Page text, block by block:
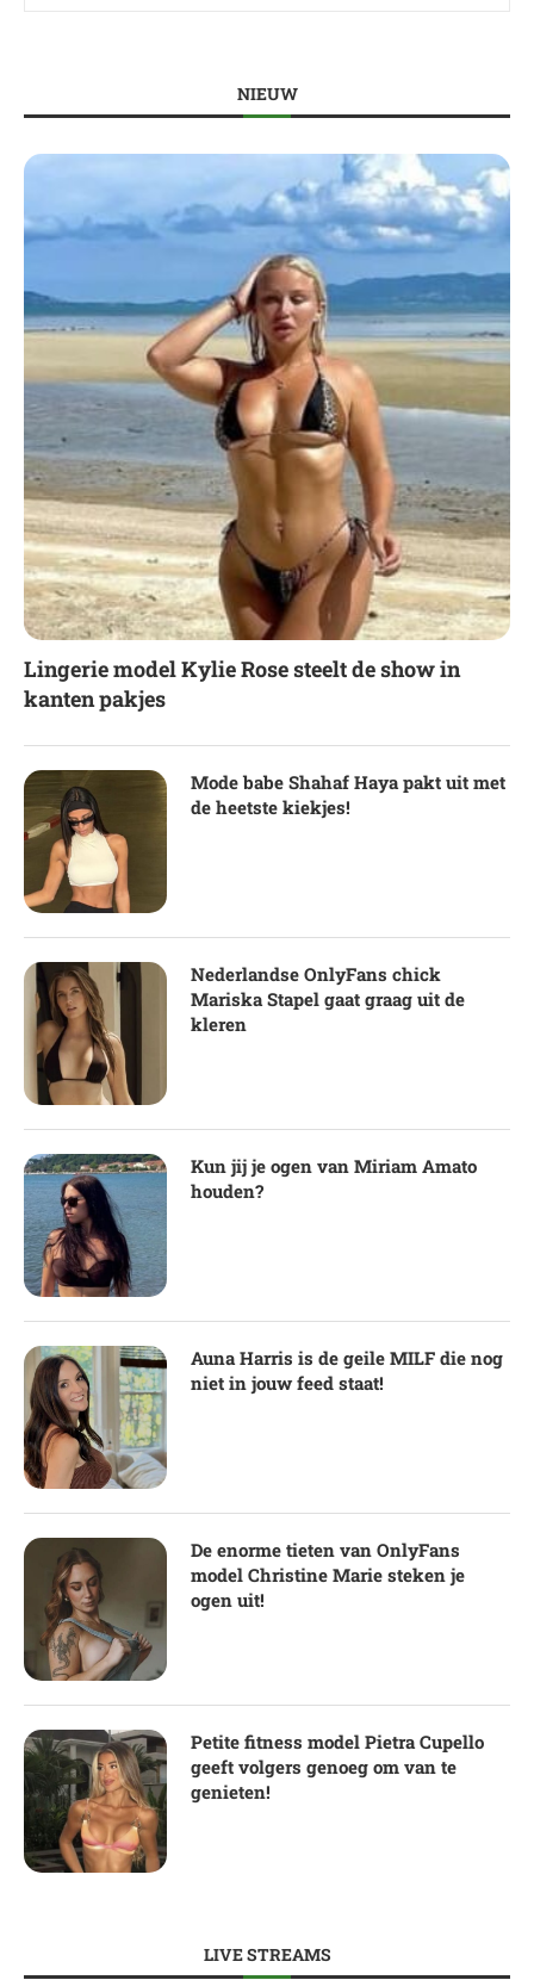
NIEUW
Lingerie model Kylie Rose steelt de show in
kanten pakjes
Mode babe Shahaf Haya pakt uit met
de heetste kiekjes!
Nederlandse OnlyFans chick
Mariska Stapel gaat graag uit de
kleren
Kun jij je ogen van Miriam Amato
houden?
Auna Harris is de geile MILF die nog
niet in jouw feed staat!
De enorme tieten van OnlyFans
model Christine Marie steken je
ogen uit!
Petite fitness model Pietra Cupello
geeft volgers genoeg om van te
genieten!
LIVE STREAMS